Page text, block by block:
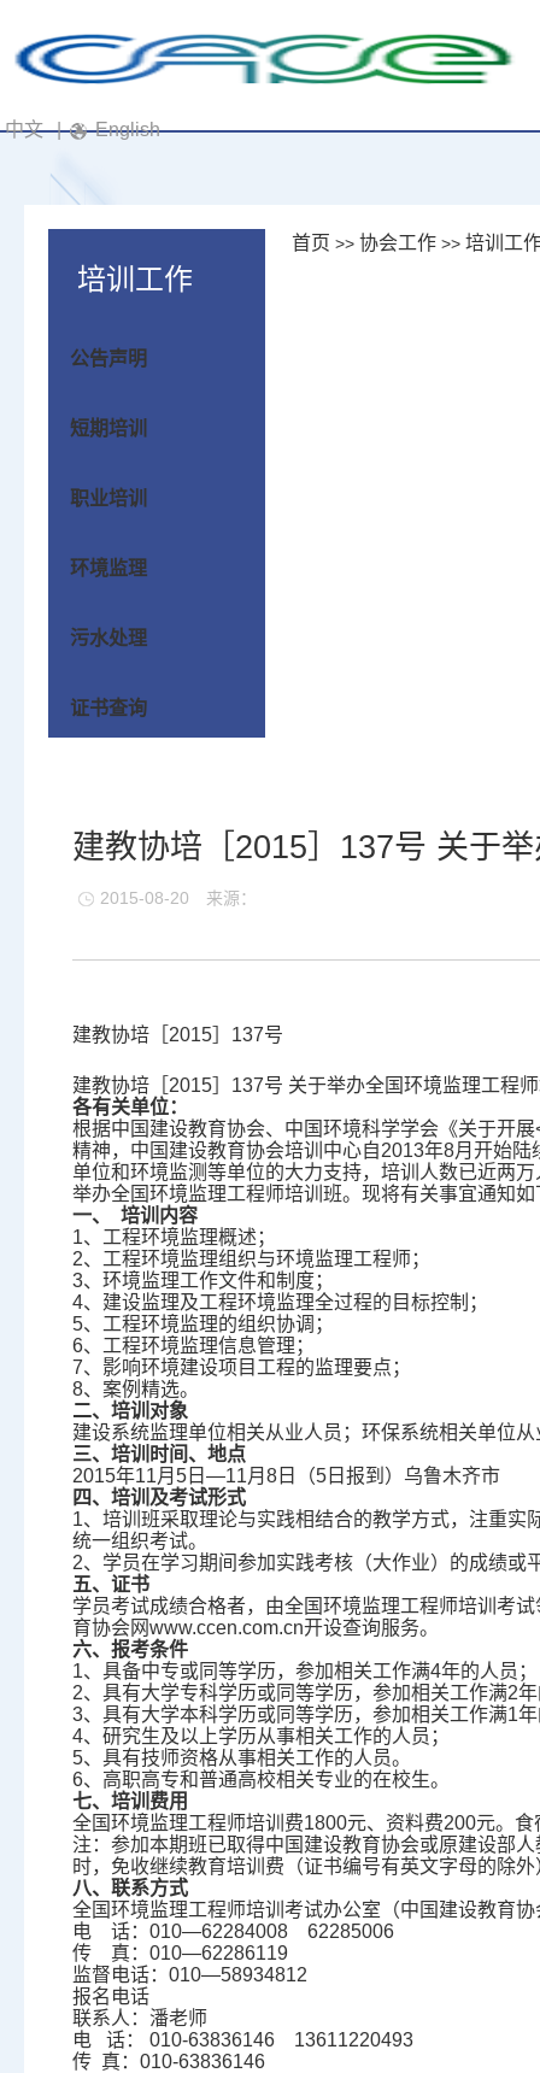
中文 | English
培训工作
公告声明
短期培训
职业培训
环境监理
污水处理
证书查询
首页 >> 协会工作>> 培训工
建教协培［2015］137号 关于
2015-08-20 来源：
建教协培［2015］137号
建教协培［2015］137号 关于举办全国环境监理工程
各有关单位：
根据中国建设教育协会、中国环境科学学会《关于开
精神，中国建设教育协会培训中心自2013年8月开始
单位和环境监测等单位的大力支持，培训人数已近两
举办全国环境监理工程师培训班。现将有关事宜通知如
一、 培训内容
1、工程环境监理概述；
2、工程环境监理组织与环境监理工程师；
3、环境监理工作文件和制度；
4、建设监理及工程环境监理全过程的目标控制；
5、工程环境监理的组织协调；
6、工程环境监理信息管理；
7、影响环境建设项目工程的监理要点；
8、案例精选。
二、培训对象
建设系统监理单位相关从业人员；环保系统相关单位
三、培训时间、地点
2015年11月5日—11月8日（5日报到）乌鲁木齐市
四、培训及考试形式
1、培训班采取理论与实践相结合的教学方式，注重
统一组织考试。
2、学员在学习期间参加实践考核（大作业）的成绩
五、证书
学员考试成绩合格者，由全国环境监理工程师培训考
育协会网www.ccen.com.cn开设查询服务。
六、报考条件
1、具备中专或同等学历，参加相关工作满4年的人员；
2、具有大学专科学历或同等学历，参加相关工作满2
3、具有大学本科学历或同等学历，参加相关工作满1
4、研究生及以上学历从事相关工作的人员；
5、具有技师资格从事相关工作的人员。
6、高职高专和普通高校相关专业的在校生。
七、培训费用
全国环境监理工程师培训费1800元、资料费200元。
注：参加本期班已取得中国建设教育协会或原建设部
时，免收继续教育培训费（证书编号有英文字母的除外
八、联系方式
全国环境监理工程师培训考试办公室（中国建设教育
电 话：010—62284008 62285006
传 真：010—62286119
监督电话：010—58934812
报名电话
联系人：潘老师
电 话： 010-63836146 13611220493
传 真：010-63836146